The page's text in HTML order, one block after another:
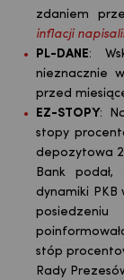
zdaniem
inflacji
PL-DANE:
nieznacznie
przed
EZ-STOPY:
stopy
depozytowa
Bank
dynamiki PKB
stóp
Rady